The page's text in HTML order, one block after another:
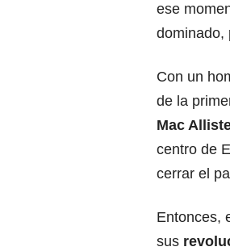
ese
dominado,
Con un
de la
Mac
centro de
cerrar el
Entonces,
sus